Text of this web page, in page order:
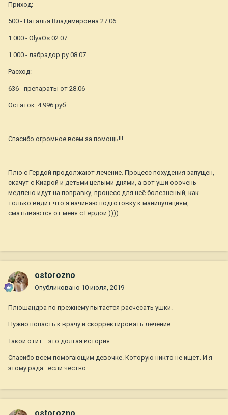
Приход:
500 - Наталья Владимировна 27.06
1 000 - OlyaOs 02.07
1 000 - лабрадор.ру 08.07
Расход:
636 - препараты от 28.06
Остаток: 4 996 руб.
Спасибо огромное всем за помощь!!!
Плю с Гердой продолжают лечение. Процесс похудения запущен,
скачут с Киарой и детьми целыми днями, а вот уши ооочень
медлено идут на поправку, процесс для неё болезненый, как
только видит что я начинаю подготовку к манипуляциям,
сматываются от меня с Гердой ))))
ostorozno
Опубликовано 10 июля, 2019
Плюшандра по прежнему пытается расчесать ушки.
Нужно попасть к врачу и скорректировать лечение.
Такой отит... это долгая история.
Спасибо всем помогающим девочке. Которую никто не ищет. И я
этому рада...если честно.